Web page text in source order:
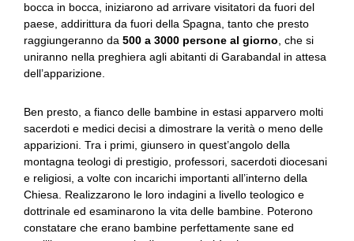
bocca in bocca, iniziarono ad arrivare visitatori da fuori del
paese, addirittura da fuori della Spagna, tanto che presto
raggiungeranno da 500 a 3000 persone al giorno , che si
uniranno nella preghiera agli abitanti di Garabandal in attesa
dell’apparizione.
Ben presto, a fianco delle bambine in estasi apparvero molti
sacerdoti e medici decisi a dimostrare la verità o meno delle
apparizioni. Tra i primi, giunsero in quest’angolo della
montagna teologi di prestigio, professori, sacerdoti diocesani
e religiosi, a volte con incarichi importanti all’interno della
Chiesa. Realizzarono le loro indagini a livello teologico e
dottrinale ed esaminarono la vita delle bambine. Poterono
constatare che erano bambine perfettamente sane ed